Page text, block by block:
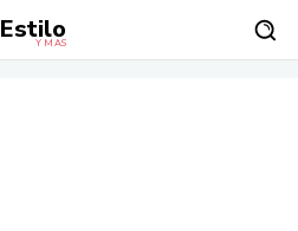
Estilo
Y MÁS